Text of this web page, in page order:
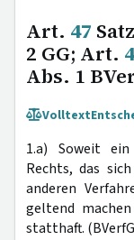
Art. 47
2 GG; Art.
Abs. 1
Volltext
1.a) Soweit
Rechts, das
anderen
geltend
statthaft.